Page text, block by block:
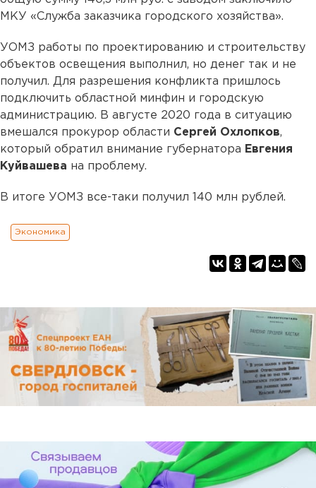
МКУ «Служба заказчика городского хозяйства».
УОМЗ работы по проектированию и строительству
объектов освещения выполнил, но денег так и не
получил. Для разрешения конфликта пришлось
подключить областной минфин и городскую
администрацию. В августе 2020 года в ситуацию
вмешался прокурор области Сергей Охлопков,
который обратил внимание губернатора Евгения
Куйвашева на проблему.
В итоге УОМЗ все-таки получил 140 млн рублей.
Экономика